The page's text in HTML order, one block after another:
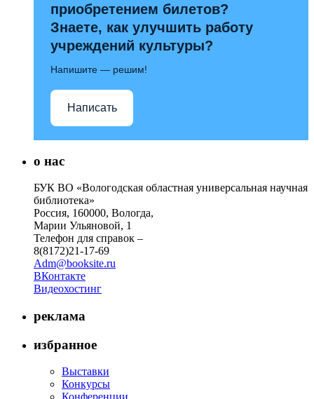
приобретением билетов?
Знаете, как улучшить работу
учреждений культуры?
Напишите — решим!
Написать
о нас
БУК ВО «Вологодская областная универсальная научная
библиотека»
Россия, 160000, Вологда,
Марии Ульяновой, 1
Телефон для справок –
8(8172)21-17-69
Adm@booksite.ru
ВКонтакте
Видеохостинг
реклама
избранное
Выставки
Конкурсы